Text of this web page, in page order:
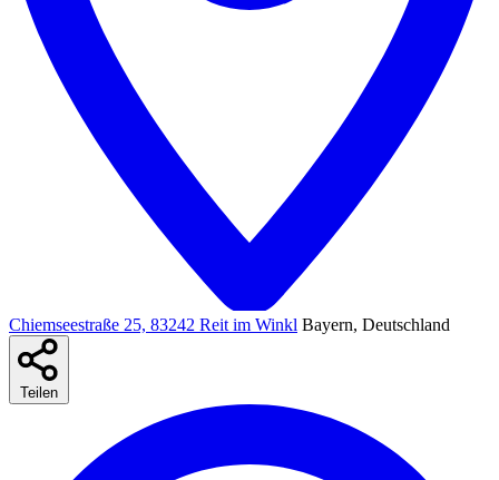
Chiemseestraße 25, 83242 Reit im Winkl Bayern, Deutschland
Teilen